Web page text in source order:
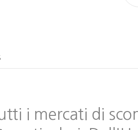
i mercati di